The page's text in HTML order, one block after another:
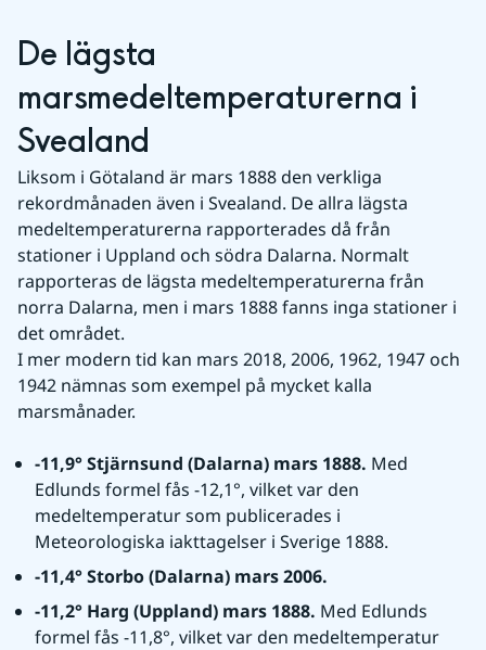
De lägsta
marsmedeltemperaturerna i
Svealand
Liksom i Götaland är mars 1888 den verkliga
rekordmånaden även i Svealand. De allra lägsta
medeltemperaturerna rapporterades då från
stationer i Uppland och södra Dalarna. Normalt
rapporteras de lägsta medeltemperaturerna från
norra Dalarna, men i mars 1888 fanns inga stationer i
det området.
I mer modern tid kan mars 2018, 2006, 1962, 1947 och
1942 nämnas som exempel på mycket kalla
marsmånader.
-11,9° Stjärnsund (Dalarna) mars 1888. Med
Edlunds formel fås -12,1°, vilket var den
medeltemperatur som publicerades i
Meteorologiska iakttagelser i Sverige 1888.
-11,4° Storbo (Dalarna) mars 2006.
-11,2° Harg (Uppland) mars 1888. Med Edlunds
formel fås -11,8°, vilket var den medeltemperatur